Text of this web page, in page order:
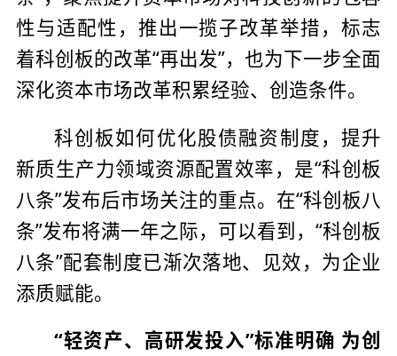
性与适配性，推出一揽子改革举措，标志
着科创板的改革“再出发”，也为下一步全面
深化资本市场改革积累经验、创造条件。
科创板如何优化股债融资制度，提升
新质生产力领域资源配置效率，是“科创板
八条”发布后市场关注的重点。在“科创板八
条”发布将满一年之际，可以看到，“科创板
八条”配套制度已渐次落地、见效，为企业
添质赋能。
“轻资产、高研发投入”标准明确 为创